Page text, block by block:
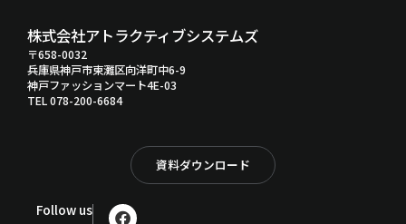
株式会社アトラクティブシステムズ
〒658-0032
兵庫県神戸市東灘区向洋町中6-9
神戸ファッションマート4E-03
TEL 078-200-6684
資料ダウンロード
Follow us F